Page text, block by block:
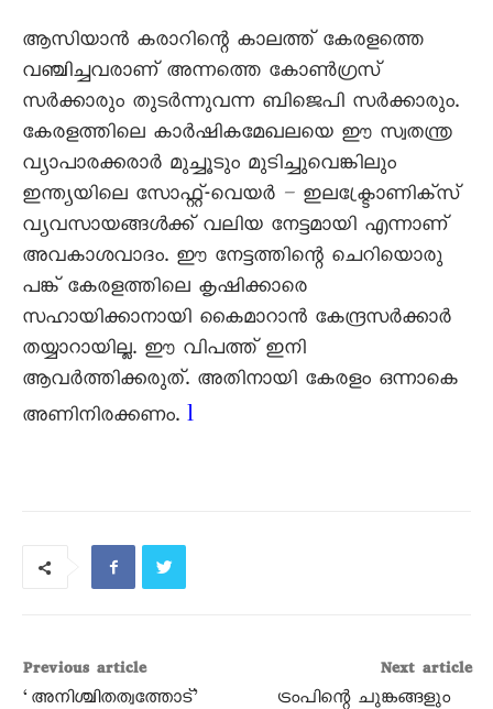
ആസിയാൻ കരാറിന്റെ കാലത്ത് കേരളത്തെ
വഞ്ചിച്ചവരാണ് അന്നത്തെ കോൺഗ്രസ്
സർക്കാരും തുടർന്നുവന്ന ബിജെപി സർക്കാരും.
കേരളത്തിലെ കാർഷികമേഖലയെ ഈ സ്വതന്ത്ര
വ്യാപാരക്കരാർ മുച്ചൂടും മുടിച്ചുവെങ്കിലും
ഇന്ത്യയിലെ സോഫ്റ്റ്-വെയർ – ഇലക്ട്രോണിക്സ്
വ്യവസായങ്ങൾക്ക് വലിയ നേട്ടമായി എന്നാണ്
അവകാശവാദം. ഈ നേട്ടത്തിന്റെ ചെറിയൊരു
പങ്ക് കേരളത്തിലെ കൃഷിക്കാരെ
സഹായിക്കാനായി കൈമാറാൻ കേന്ദ്രസർക്കാർ
തയ്യാറായില്ല. ഈ വിപത്ത് ഇനി
ആവർത്തിക്കരുത്. അതിനായി കേരളം ഒന്നാകെ
അണിനിരക്കണം. l
Previous article
‘അനിശ്ചിതത്വത്തോട്’
Next article
ട്രംപിന്റെ ചുങ്കങ്ങളും